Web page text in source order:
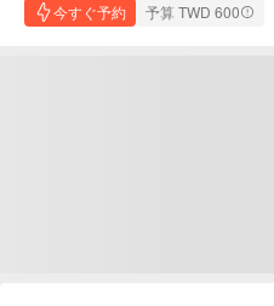
今すぐ予約 予算 TWD 600